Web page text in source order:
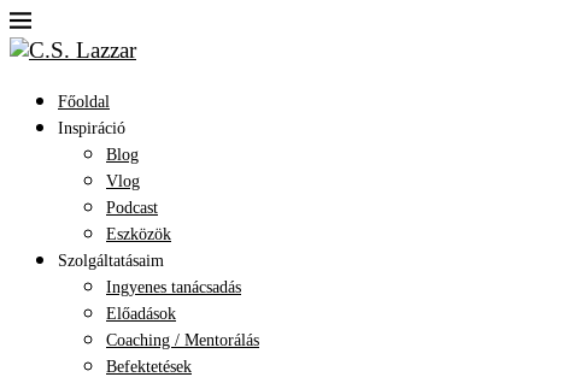
Főoldal
Inspiráció
Blog
Vlog
Podcast
Eszközök
Szolgáltatásaim
Ingyenes tanácsadás
Előadások
Coaching / Mentorálás
Befektetések